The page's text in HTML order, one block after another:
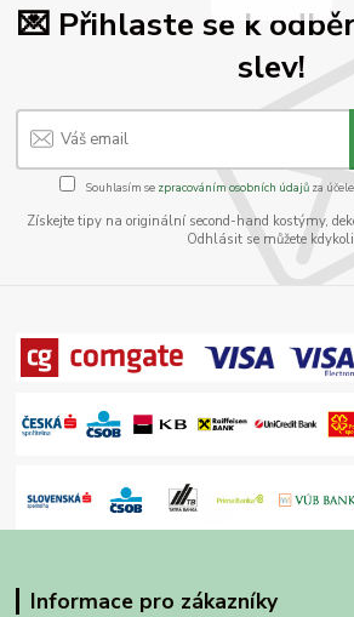
💌 Přihlaste se k
slev!
Souhlasím se zpracováním osobních údajůza
Získejte tipy na originální second-hand kostýmy,
Odhlásit se můžete
Informace pro zákazníky